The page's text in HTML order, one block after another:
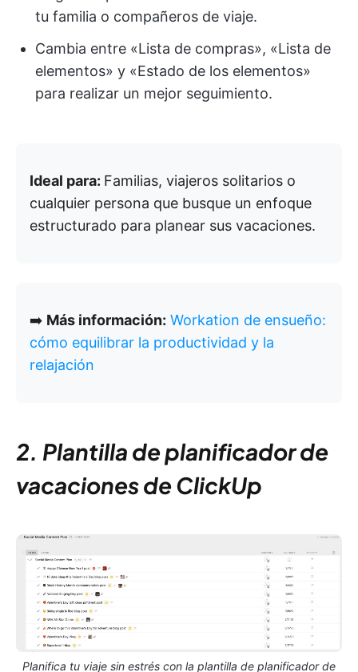
tu familia o compañeros de viaje.
Cambia entre «Lista de compras», «Lista de
elementos» y «Estado de los elementos»
para realizar un mejor seguimiento.
Ideal para: Familias, viajeros solitarios o
cualquier persona que busque un enfoque
estructurado para planear sus vacaciones.
➡️ Más información: Workation de ensueño:
cómo equilibrar la productividad y la
relajación
2. Plantilla de planificador de
vacaciones de ClickUp
Planifica tu viaje sin estrés con la plantilla de planificador de